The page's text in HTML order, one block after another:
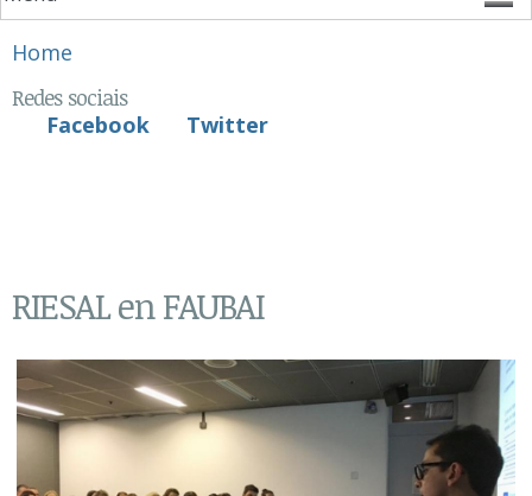
You are here
Home
Redes sociais
Facebook
Twitter
RIESAL en FAUBAI